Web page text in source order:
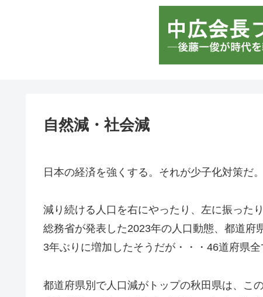
自然減・社会減
日本の経済を強くする。それが少子化対策だ。
減り続ける人口を右にやったり、左に振った
総務省が発表した2023年の人口動態、都道府
3年ぶりに増加したそうだが・・・46道府県全
都道府県別で人口減がトップの秋田県は、こ